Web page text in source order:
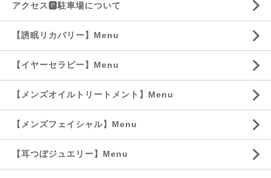
アクセス🅿️駐車場について
【誘眠リカバリー】Menu
【イヤーセラピー】Menu
【メンズオイルトリートメント】Menu
【メンズフェイシャル】Menu
【耳つぼジュエリー】Menu